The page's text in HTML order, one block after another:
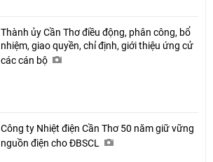
Facebook
Thành ủy Cần Thơ điều động, phân công, bổ
nhiệm, giao quyền, chỉ định, giới thiệu ứng cử
các cán bộ
Công ty Nhiệt điện Cần Thơ 50 năm giữ vững
nguồn điện cho ĐBSCL